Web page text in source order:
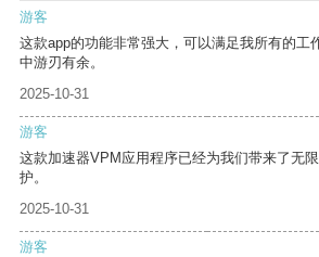
游客
这款app的功能非常强大，可以满足我所有的工
中游刃有余。
2025-10-31
游客
这款加速器VPM应用程序已经为我们带来了无
护。
2025-10-31
游客